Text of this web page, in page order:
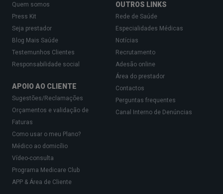
Quem somos
Press Kit
Seja prestador
Blog Mais Saúde
Testemunhos Clientes
Responsabilidade social
APOIO AO CLIENTE
Sugestões/Reclamações
Orçamentos e validação de
Faturas
Como usar o meu Plano?
Médico ao domicílio
Vídeo-consulta
Programa Medicare Club
APP & Área de Cliente
OUTROS LINKS
Rede de Saúde
Especialidades Médicas
Notícias
Recrutamento
Adesão online
Área do prestador
Contactos
Perguntas frequentes
Canal Interno de Denúncias